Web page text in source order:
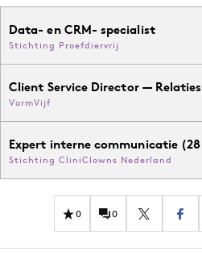
Data- en CRM- specialist
Stichting Proefdiervrij
Client Service Director —
VormVijf
Expert interne communicatie
Stichting CliniClowns Nederland
0 0